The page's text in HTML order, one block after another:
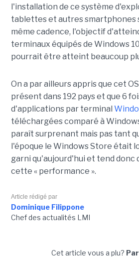
l'installation de ce système
tablettes et autres smartphones
même cadence, l'objectif
terminaux équipés de Windows
pourrait être atteint beaucoup
On a par ailleurs appris que cet
présent dans 192 pays et que 6
d'applications par terminal
téléchargées comparé à
paraît surprenant mais pas tant
l'époque le Windows Store était
garni qu'aujourd'hui et tend donc
cette « performance ».
Article rédigé par
Dominique Filippone
Chef des actualités LMI
Cet article vous a plu?